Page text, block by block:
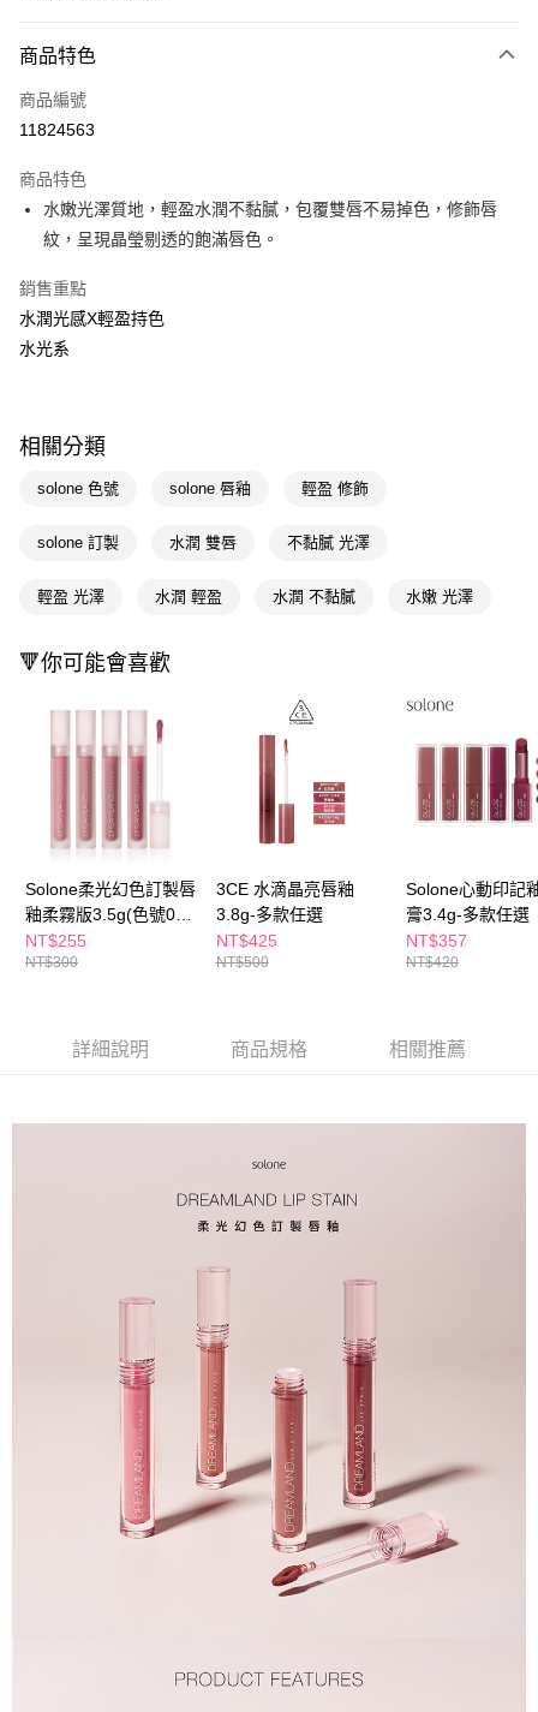
POYA支付
信用卡一次付款
LINE Pay
Apple Pay
街口支付
悠遊付
相關說明
【關於「AFTEE先享後付」】
１．簡單：不需註冊會員、不需綁卡、不需儲值。
３．安心：先確認商品／服務後，再付款。
１．於結帳方式選擇「AFTEE先享後付」後，將跳轉至「AFTEE先享後付」
結帳頁面，進行簡訊認證並確認金額後，即可完成結帳。
２．訂單成立數日內，您將收到繳費通知簡訊。
３．收到繳費通知簡訊後14天內，點擊此簡訊中的連結，可透過四大超商／
ATM／網路銀行／等多元方式進行付款，方視為交易完成。
※ 請注意：結帳手續完成當下不需立刻繳費，但若您需要取消訂單，請聯絡
購買商品的店家。未經商家同意取消之訂單仍視為有效，需透過AFTEE先享
後付繳納相關費用。
※ 交易是否成功請以「AFTEE先享後付 」之結帳頁面顯示為準，若有關於
是否繳費成功／繳費後需取消欲退款等相關疑問，請聯繫「AFTEE先享後付
【注意事項】
１．透過由恩沛科技股份有限公司提供之「AFTEE先享後付」服務完成之交
易，需依本服務之必要範圍內提供個人資料，並將交易相關給付款項請求債
３．未成年的使用者請事先徵得法定代理人或監護人之同意方可使用
５．嚴禁一人註冊多個帳號或使用他人資訊註冊。若發現惡意使用之情形，
恩沛科技股份有限公司將有權停止該用戶之使用額度並採取法律行動。
即享券
全家取貨付款
付款後全家取貨
每筆NT$65，滿NT$390(含以上)免運費
萊爾富取貨付款
每筆NT$65，滿NT$490(含以上)免運費
付款後萊爾富取貨
7-11取貨付款
每筆NT$65，滿NT$490(含以上)免運費
宅配(本島)
每筆NT$80，滿NT$290(含以上)免運費
商品特色
商品編號
11824563
商品特色
水嫩光澤質地，輕盈水潤不黏膩，包覆雙唇不易掉色，修飾唇
紋，呈現晶瑩剔透的飽滿唇色。
銷售重點
水潤光感X輕盈持色
水光系
相關分類
solone 色號 solone 唇釉 輕盈 修飾
solone 訂製 水潤 雙唇 不黏膩 光澤
輕盈 光澤 水潤 輕盈 水潤 不黏膩 水嫩 光澤
🔻你可能會喜歡
Solone柔光幻色訂製唇
釉柔霧版3.5g(色號01-
04)-多款任選
NT$255
NT$300
3CE 水滴晶亮唇釉
3.8g-多款任選
NT$425
NT$500
Solone心動印記
膏3.4g-多款任選
NT$357
NT$420
詳細說明 商品規格 相關推薦